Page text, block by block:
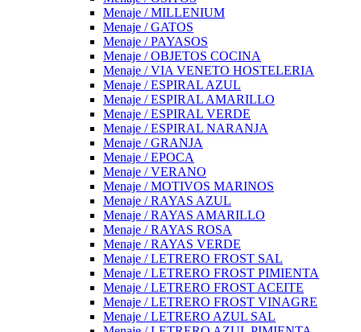
Menaje / MILLENIUM
Menaje / GATOS
Menaje / PAYASOS
Menaje / OBJETOS COCINA
Menaje / VIA VENETO HOSTELERIA
Menaje / ESPIRAL AZUL
Menaje / ESPIRAL AMARILLO
Menaje / ESPIRAL VERDE
Menaje / ESPIRAL NARANJA
Menaje / GRANJA
Menaje / EPOCA
Menaje / VERANO
Menaje / MOTIVOS MARINOS
Menaje / RAYAS AZUL
Menaje / RAYAS AMARILLO
Menaje / RAYAS ROSA
Menaje / RAYAS VERDE
Menaje / LETRERO FROST SAL
Menaje / LETRERO FROST PIMIENTA
Menaje / LETRERO FROST ACEITE
Menaje / LETRERO FROST VINAGRE
Menaje / LETRERO AZUL SAL